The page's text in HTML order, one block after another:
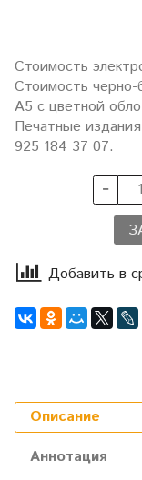
Стоимость
Стоимость черно-
А5 с цветной
Печатные
925 184 37 07.
Добавить в
Описание
Аннотация